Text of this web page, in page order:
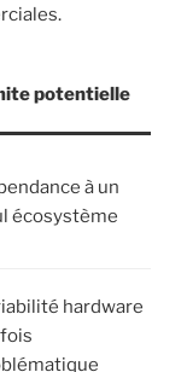
potentielle
à un
écosystème
hardware